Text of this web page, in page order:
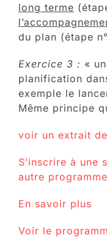
long terme
du plan (étape
Exercice 3 : «
planification
exemple le
Même principe
voir un extrait
S’inscrire à une
autre programme
En savoir plus
Voir le